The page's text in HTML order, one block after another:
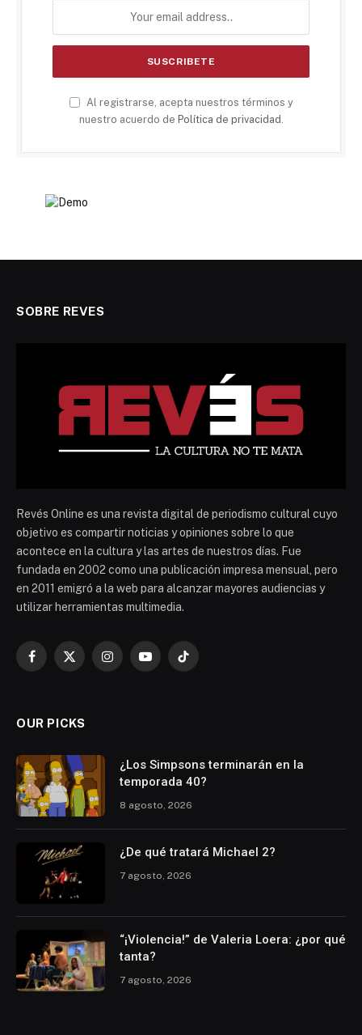
Al registrarse, acepta nuestros términos y
nuestro acuerdo de Política de privacidad
SOBRE REVES
Revés Online es una revista digital de periodismo cultural cuyo
objetivo es compartir noticias y opiniones sobre lo que
acontece en la cultura y las artes de nuestros días. Fue
fundada en 2002 como una publicación impresa mensual, pero
en 2011 emigró a la web para alcanzar mayores audiencias y
utilizar herramientas multimedia.
Facebook
X
InstagramYouTubeTikTok
OUR PICKS
¿Los Simpsons terminarán en la
temporada 40?
8 agosto, 2026
¿De qué tratará Michael 2?
7 agosto, 2026
“¡Violencia!” de Valeria Loera: ¿por qué
tanta?
7 agosto, 2026